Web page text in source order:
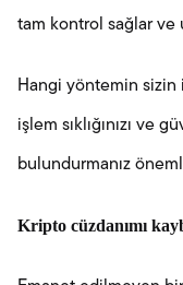
tam kontrol sağlar ve
Hangi yöntemin
işlem sıklığınızı ve
bulundurmanız
Kripto cüzdanımı